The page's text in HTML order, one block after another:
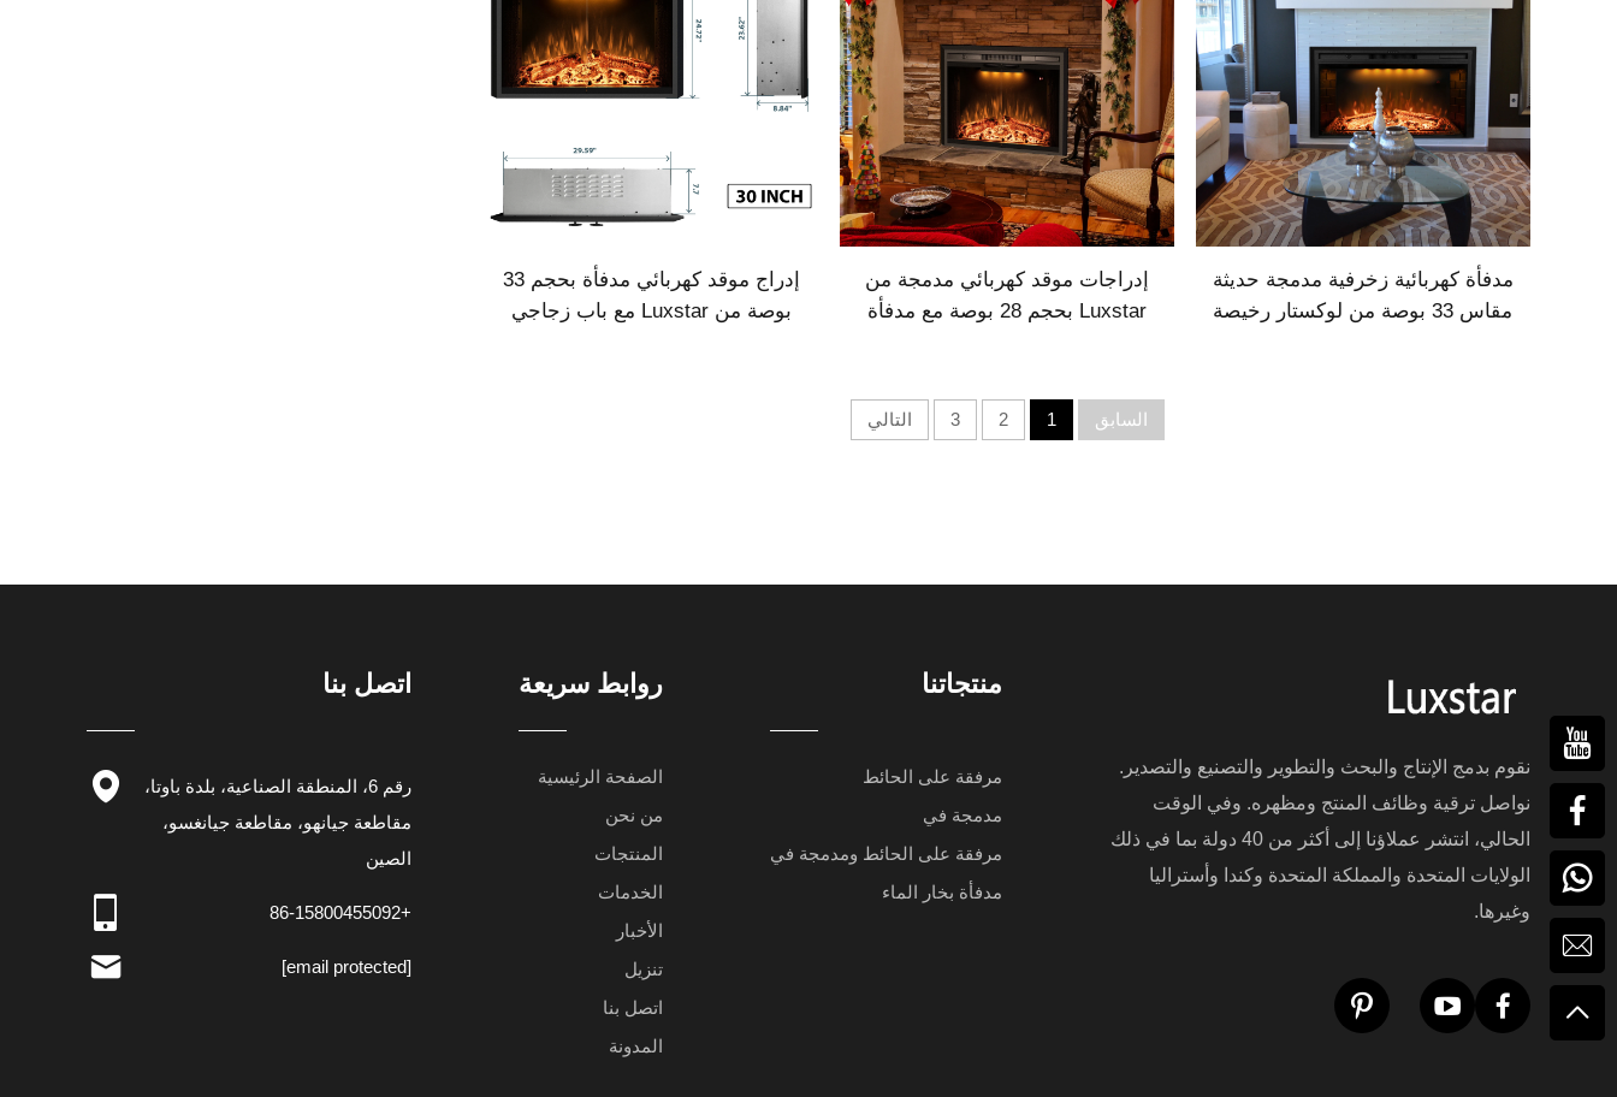
إدراج موقد كهربائي مدفأة بحجم 33
بوصة من Luxstar مع باب زجاجي
إدراجات موقد كهربائي مدمجة من
Luxstar بحجم 28 بوصة مع مدفأة
مدفأة كهربائية زخرفية مدمجة حديثة
مقاس 33 بوصة من لوكستار رخيصة
السابق 1
2
3 التالي
نقوم بدمج الإنتاج والبحث والتطوير والتصنيع والتصدير.
نواصل ترقية وظائف المنتج ومظهره. وفي الوقت
الحالي، انتشر عملاؤنا إلى أكثر من 40 دولة بما في ذلك
الولايات المتحدة والمملكة المتحدة وكندا وأستراليا
وغيرها.
منتجاتنا
مرفقة على الحائط
مدمجة في
مرفقة على الحائط ومدمجة في
مدفأة بخار الماء
روابط سريعة
الصفحة الرئيسية
من نحن
المنتجات
الخدمات
الأخبار
تنزيل
اتصل بنا
المدونة
اتصل بنا
رقم 6، المنطقة الصناعية، بلدة باوتا،
مقاطعة جيانهو، مقاطعة جيانغسو،
الصين
+86-15800455092
[email protected]